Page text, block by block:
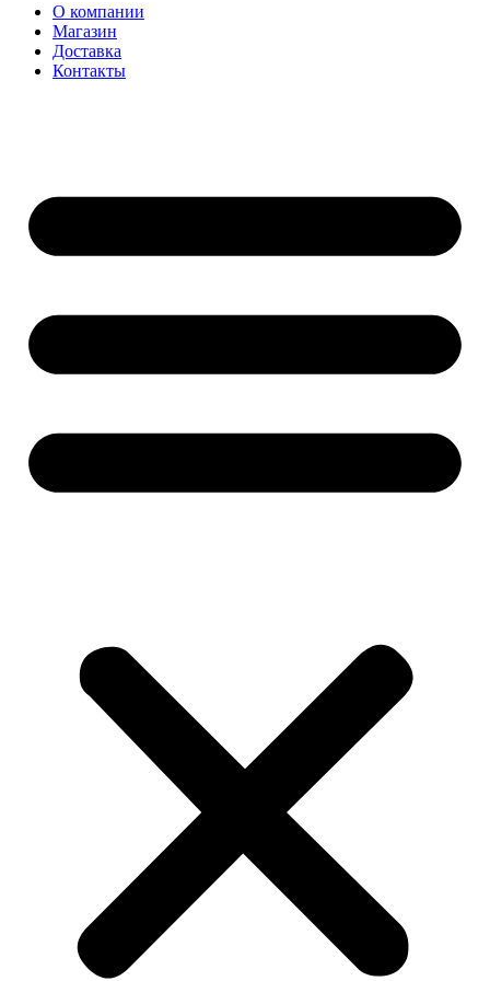
О компании
Магазин
Доставка
Контакты